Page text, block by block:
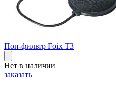
Поп-фильтр Foix T3
Нет в наличии
заказать